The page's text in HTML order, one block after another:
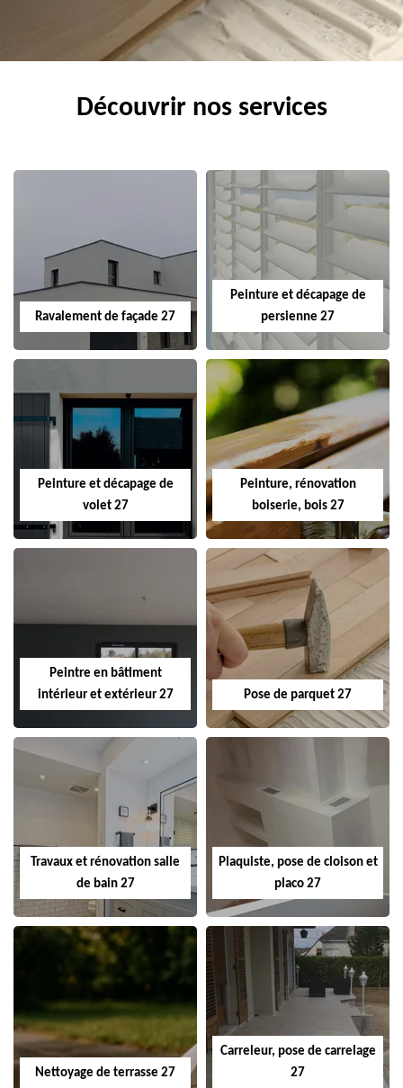
Découvrir nos services
Ravalement de façade 27
Peinture et décapage de
persienne 27
Peinture et décapage de
volet 27
Peinture, rénovation
boiserie, bois 27
Peintre en bâtiment
intérieur et extérieur 27
Pose de parquet 27
Travaux et rénovation salle
de bain 27
Plaquiste, pose de cloison et
placo 27
Nettoyage de terrasse 27
Carreleur, pose de carrelage
27